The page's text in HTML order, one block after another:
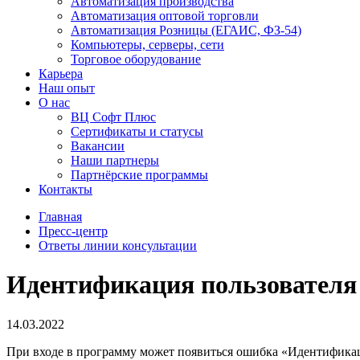
Автоматизация оптовой торговли
Автоматизация Розницы (ЕГАИС, ФЗ-54)
Компьютеры, серверы, сети
Торговое оборудование
Карьера
Наш опыт
О нас
ВЦ Софт Плюс
Сертификаты и статусы
Вакансии
Наши партнеры
Партнёрские программы
Контакты
Главная
Пресс-центр
Ответы линии консультации
Идентификация
14.03.2022
При входе в программу может появиться ошибка